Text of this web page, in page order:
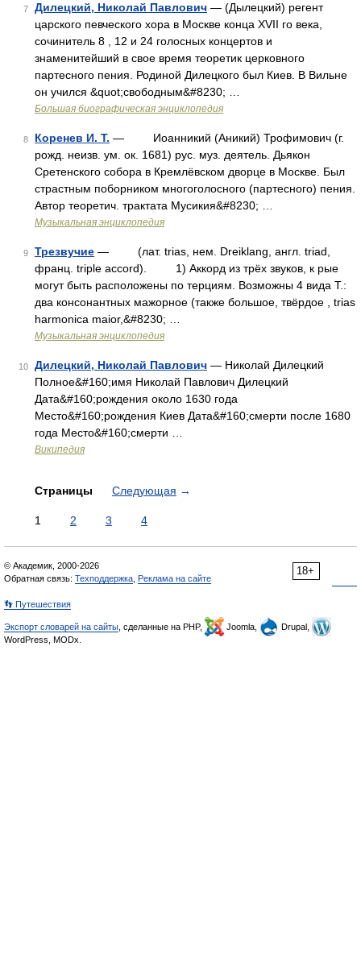
7 Дилецкий, Николай Павлович — (Дылецкий) регент
царского певческого хора в Москве конца XVII го века,
сочинитель 8 , 12 и 24 голосных концертов и
знаменитейший в свое время теоретик церковного
партесного пения. Родиной Дилецкого был Киев. В Вильне
он учился &quot;свободным&#8230; …
Большая биографическая энциклопедия
8 Коренев И. Т. — Иоанникий (Аникий) Трофимович (г.
рожд. неизв. ум. ок. 1681) рус. муз. деятель. Дьякон
Сретенского собора в Кремлёвском дворце в Москве. Был
страстным поборником многоголосного (партесного) пения.
Автор теоретич. трактата Мусикия&#8230; …
Музыкальная энциклопедия
9 Трезвучие — (лат. trias, нем. Dreiklang, англ. triad,
франц. triple accord). 1) Аккорд из трёх звуков, к рые
могут быть расположены по терциям. Возможны 4 вида Т.:
два консонантных мажорное (также большое, твёрдое , trias
harmonica maior,&#8230; …
Музыкальная энциклопедия
10 Дилецкий, Николай Павлович — Николай Дилецкий
Полное&#160;имя Николай Павлович Дилецкий
Дата&#160;рождения около 1630 года
Место&#160;рождения Киев Дата&#160;смерти после 1680
года Место&#160;смерти …
Википедия
Страницы Следующая →
1 2 3 4
18+
© Академик, 2000-2026
Обратная связь: Техподдержка Реклама на сайте
👣 Путешествия
Экспорт словарей на сайты , сделанные на PHP, Joomla,
Drupal,
WordPress, MODx.